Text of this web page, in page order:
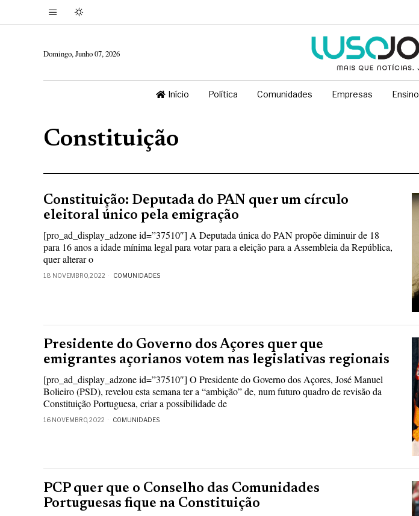
Domingo, Junho 07, 2026
Início Política Comunidades Empresas Ensino
Constituição
Constituição: Deputada do PAN quer um círculo
eleitoral único pela emigração
[pro_ad_display_adzone id=”37510″] A Deputada única do PAN propõe diminuir de 18
para 16 anos a idade mínima legal para votar para a eleição para a Assembleia da República,
quer alterar o
18 NOVEMBRO, 2022 COMUNIDADES
Presidente do Governo dos Açores quer que
emigrantes açorianos votem nas legislativas regionais
[pro_ad_display_adzone id=”37510″] O Presidente do Governo dos Açores, José Manuel
Bolieiro (PSD), revelou esta semana ter a “ambição” de, num futuro quadro de revisão da
Constituição Portuguesa, criar a possibilidade de
16 NOVEMBRO, 2022 COMUNIDADES
PCP quer que o Conselho das Comunidades
Portuguesas fique na Constituição